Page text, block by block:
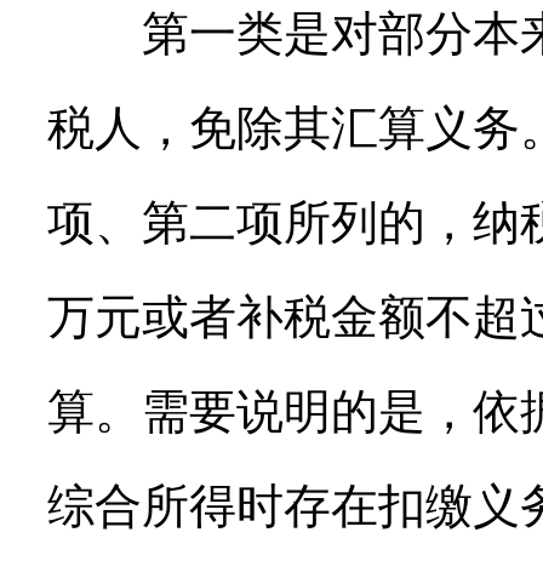
第一类是对部分本
税人，免除其汇算义务
项、第二项所列的，纳
万元或者补税金额不超
算。需要说明的是，依
综合所得时存在扣缴义